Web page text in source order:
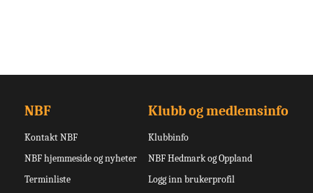
NBF
Kontakt NBF
NBF hjemmeside og nyheter
Terminliste
Klubb og medlemsinfo
Klubbinfo
NBF Hedmark og Oppland
Logg inn brukerprofil